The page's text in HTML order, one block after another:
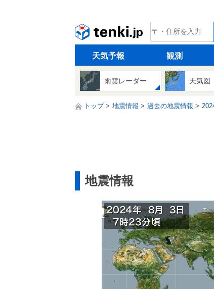
tenki.jp
天気予報 観測
雨雲レーダー 天気図
トップ 地震情報 過去の地震情報
地震情報